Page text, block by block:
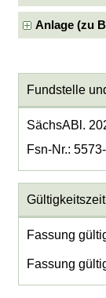
Anlage (zu
Fundstelle
SächsABl.
Fsn-Nr.:
Fassung
Fassung